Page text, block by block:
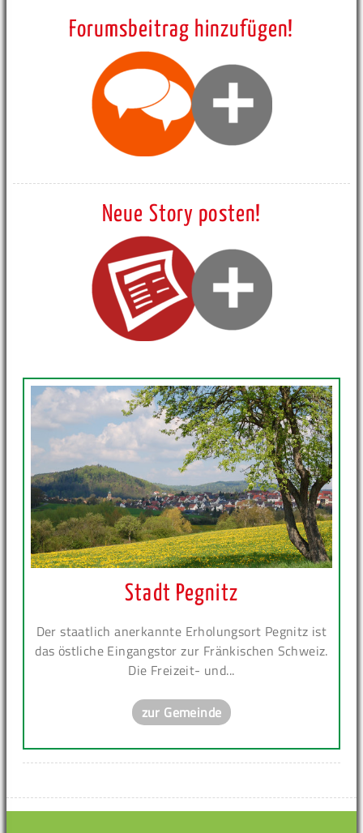
Forumsbeitrag hinzufügen!
Neue Story posten!
Stadt Pegnitz
Der staatlich anerkannte Erholungsort Pegnitz ist
das östliche Eingangstor zur Fränkischen Schweiz.
Die Freizeit- und...
zur Gemeinde